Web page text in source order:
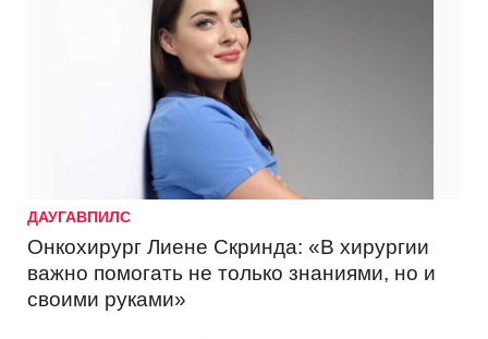
ДАУГАВПИЛС
Онкохирург Лиене Скринда: «В хирургии
важно помогать не только знаниями, но и
своими руками»